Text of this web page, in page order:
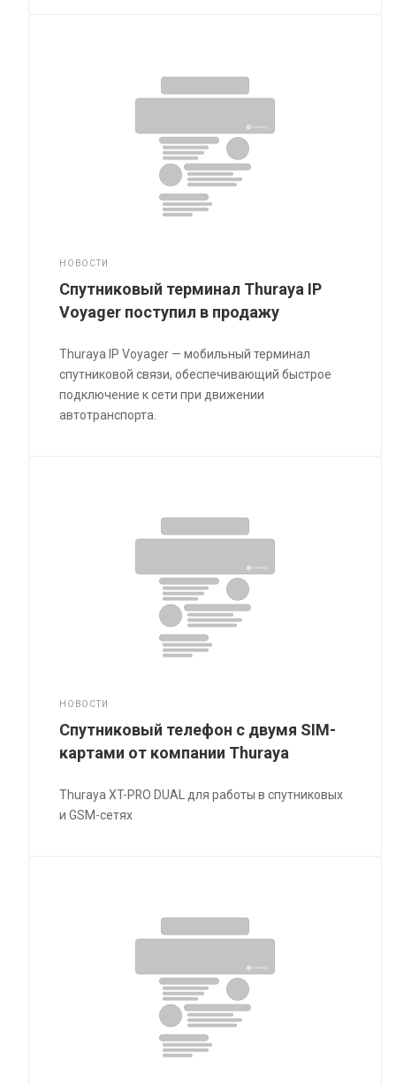
НОВОСТИ
Спутниковый терминал Thuraya IP
Voyager поступил в продажу
Thuraya IP Voyager — мобильный терминал
спутниковой связи, обеспечивающий быстрое
подключение к сети при движении
автотранспорта.
НОВОСТИ
Спутниковый телефон с двумя SIM-
картами от компании Thuraya
Thuraya XT-PRO DUAL для работы в спутниковых
и GSM-сетях